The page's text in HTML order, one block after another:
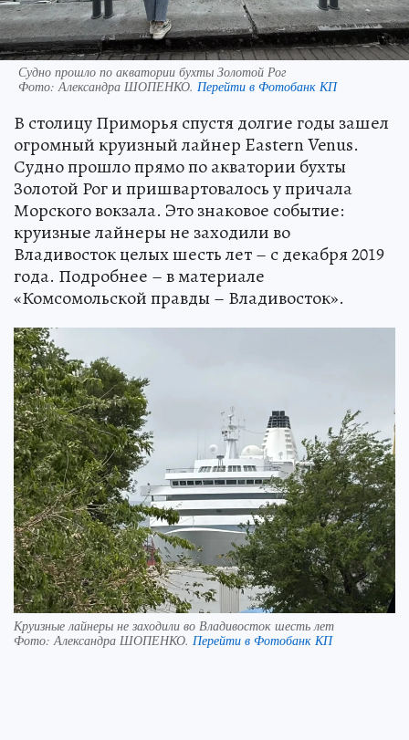
Судно прошло по акватории бухты Золотой Рог
Фото:Александра ШОПЕНКО. Перейти в Фотобанк КП
В столицу Приморья спустя долгие годы зашел
огромный круизный лайнер Eastern Venus.
Судно прошло прямо по акватории бухты
Золотой Рог и пришвартовалось у причала
Морского вокзала. Это знаковое событие:
круизные лайнеры не заходили во
Владивосток целых шесть лет – с декабря 2019
года. Подробнее – в материале
«Комсомольской правды – Владивосток».
Круизные лайнеры не заходили во Владивосток шесть лет
Фото: Александра ШОПЕНКО. Перейти в Фотобанк КП